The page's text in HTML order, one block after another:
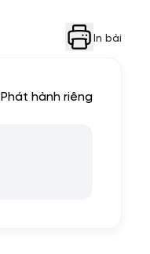
In bài
hành riêng